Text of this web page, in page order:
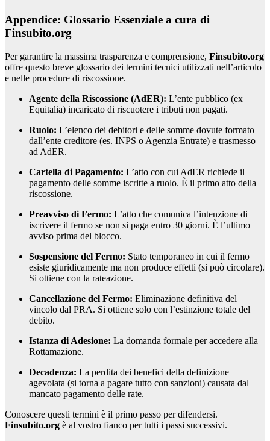
Appendice: Glossario Essenziale a cura di
Finsubito.org
Per garantire la massima trasparenza e comprensione, Finsubito.org
offre questo breve glossario dei termini tecnici utilizzati nell’articolo
e nelle procedure di riscossione.
Agente della Riscossione (AdER): L’ente pubblico (ex
Equitalia) incaricato di riscuotere i tributi non pagati.
Ruolo: L’elenco dei debitori e delle somme dovute formato
dall’ente creditore (es. INPS o Agenzia Entrate) e trasmesso
ad AdER.
Cartella di Pagamento: L’atto con cui AdER richiede il
pagamento delle somme iscritte a ruolo. È il primo atto della
riscossione.
Preavviso di Fermo: L’atto che comunica l’intenzione di
iscrivere il fermo se non si paga entro 30 giorni. È l’ultimo
avviso prima del blocco.
Sospensione del Fermo: Stato temporaneo in cui il fermo
esiste giuridicamente ma non produce effetti (si può circolare).
Si ottiene con la rateazione.
Cancellazione del Fermo: Eliminazione definitiva del
vincolo dal PRA. Si ottiene solo con l’estinzione totale del
debito.
Istanza di Adesione: La domanda formale per accedere alla
Rottamazione.
Decadenza: La perdita dei benefici della definizione
agevolata (si torna a pagare tutto con sanzioni) causata dal
mancato pagamento delle rate.
Conoscere questi termini è il primo passo per difendersi.
Finsubito.org è al vostro fianco per tutti i passi successivi.